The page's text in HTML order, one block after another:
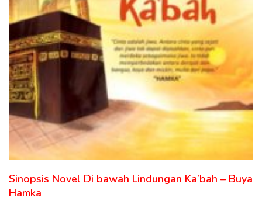
Sinopsis Novel Di bawah Lindungan Ka’bah – Buya
Hamka